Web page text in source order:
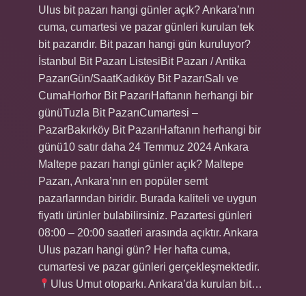
Ulus bit pazarı hangi günler açık? Ankara’nın
cuma, cumartesi ve pazar günleri kurulan tek
bit pazarıdır. Bit pazarı hangi gün kuruluyor?
İstanbul Bit Pazarı ListesiBit Pazarı / Antika
PazarıGün/SaatKadıköy Bit PazarıSalı ve
CumaHorhor Bit PazarıHaftanın herhangi bir
günüTuzla Bit PazarıCumartesi –
PazarBakırköy Bit PazarıHaftanın herhangi bir
günü10 satır daha 24 Temmuz 2024 Ankara
Maltepe pazarı hangi günler açık? Maltepe
Pazarı, Ankara’nın en popüler semt
pazarlarından biridir. Burada kaliteli ve uygun
fiyatlı ürünler bulabilirsiniz. Pazartesi günleri
08:00 – 20:00 saatleri arasında açıktır. Ankara
Ulus pazarı hangi gün? Her hafta cuma,
cumartesi ve pazar günleri gerçekleşmektedir.
Ulus Umut otoparkı. Ankara’da kurulan bit…